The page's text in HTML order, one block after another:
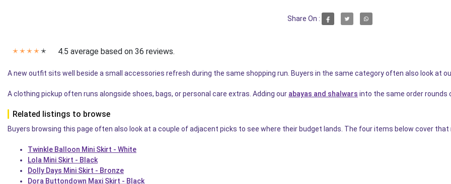
Share On :
✭ ✭ ✭ ✭ ✭ 4.5 average based on 36 reviews.
A new outfit sits well beside a small accessories refresh during the same shopping run. Buyers in the same category often also look at
A clothing pickup often runs alongside shoes, bags, or personal care extras. Adding our abayas and shalwars into the same order rounds
Related listings to browse
Buyers browsing this page often also look at a couple of adjacent picks to see where their budget lands. The four items below cover that
Twinkle Balloon Mini Skirt - White
Lola Mini Skirt - Black
Dolly Days Mini Skirt - Bronze
Dora Buttondown Maxi Skirt - Black